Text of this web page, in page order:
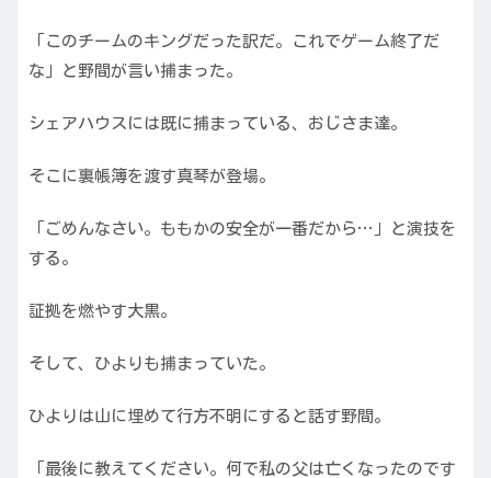
「このチームのキングだった訳だ。これでゲーム終了だ
な」と野間が言い捕まった。
シェアハウスには既に捕まっている、おじさま達。
そこに裏帳簿を渡す真琴が登場。
「ごめんなさい。ももかの安全が一番だから…」と演技を
する。
証拠を燃やす大黒。
そして、ひよりも捕まっていた。
ひよりは山に埋めて行方不明にすると話す野間。
「最後に教えてください。何で私の父は亡くなったのです